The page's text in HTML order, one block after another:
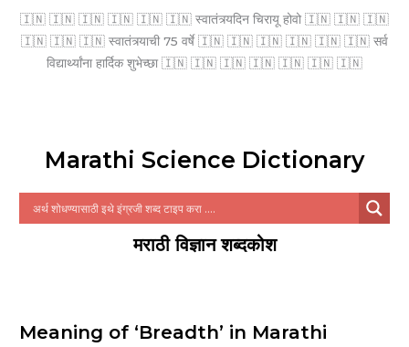
🇮🇳 🇮🇳 🇮🇳 🇮🇳 🇮🇳 🇮🇳 स्वातंत्र्यदिन चिरायू होवो 🇮🇳 🇮🇳 🇮🇳
🇮🇳 🇮🇳 🇮🇳 स्वातंत्र्याची 75 वर्षे 🇮🇳 🇮🇳 🇮🇳 🇮🇳 🇮🇳 🇮🇳 सर्व
विद्यार्थ्यांना हार्दिक शुभेच्छा 🇮🇳 🇮🇳 🇮🇳 🇮🇳 🇮🇳 🇮🇳 🇮🇳
Marathi Science Dictionary
मराठी विज्ञान शब्दकोश
Meaning of ‘Breadth’ in Marathi